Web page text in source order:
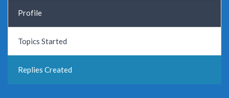
Profile
Topics Started
Replies Created